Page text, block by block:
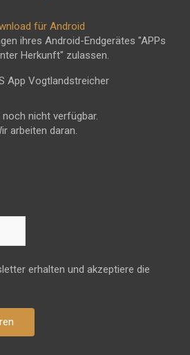
für Android
ihres Android-Endgerätes "APPs
Herkunft" zulassen.
noch nicht verfügbar.
arbeiten daran.
erhalten und akzeptiere die